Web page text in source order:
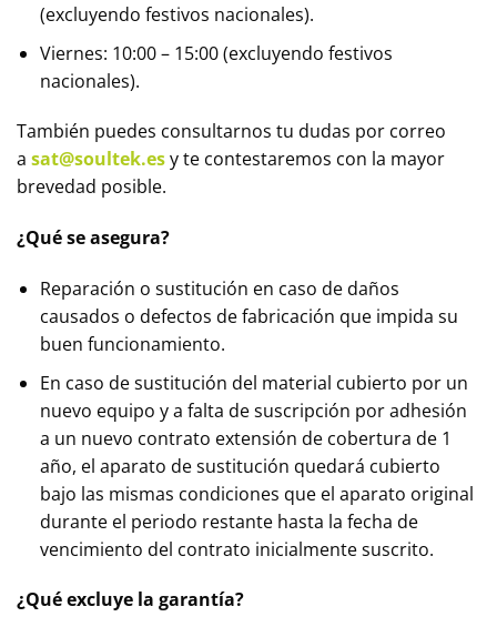
(excluyendo festivos nacionales).
Viernes: 10:00 – 15:00 (excluyendo festivos
nacionales).
También puedes consultarnos tu dudas por correo
a sat@soultek.esy te contestaremos con la mayor
brevedad posible.
¿Qué se asegura?
Reparación o sustitución en caso de daños
causados o defectos de fabricación que impida su
buen funcionamiento.
En caso de sustitución del material cubierto por un
nuevo equipo y a falta de suscripción por adhesión
a un nuevo contrato extensión de cobertura de 1
año, el aparato de sustitución quedará cubierto
bajo las mismas condiciones que el aparato original
durante el periodo restante hasta la fecha de
vencimiento del contrato inicialmente suscrito.
¿Qué excluye la garantía?